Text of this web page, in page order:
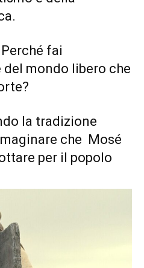
fai
mondo libero che
la tradizione
che Mosé
per il popolo